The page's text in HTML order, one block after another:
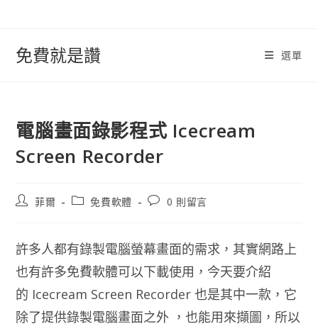
免費就是讚 選單
電腦畫面錄影程式 Icecream
Screen Recorder
文
者:
菲爾
文
別:
免費軟體
文
論：
0 則留言
許多人都有錄製電腦螢幕畫面的需求，其實網路上
也有許多免費軟體可以下載使用，今天要介紹
的 Icecream Screen Recorder 也是其中一款，它
除了提供錄製電腦畫面之外 ，也能用來擷圖，所以